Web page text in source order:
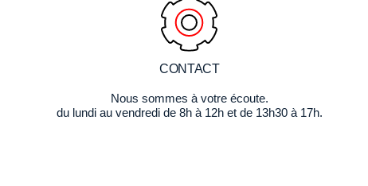
CONTACT
Nous sommes à votre écoute.
du lundi au vendredi de 8h à 12h et de 13h30 à 17h.